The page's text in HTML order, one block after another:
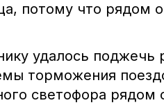
потому что рядом
удалось поджечь
торможения
светофора рядом